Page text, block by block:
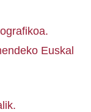
Euskal